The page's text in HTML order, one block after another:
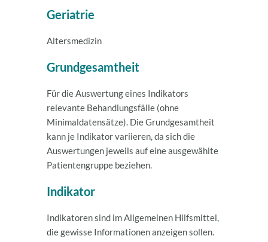
Geriatrie
Altersmedizin
Grundgesamtheit
Für die Auswertung eines Indikators
relevante Behandlungsfälle (ohne
Minimaldatensätze). Die Grundgesamtheit
kann je Indikator variieren, da sich die
Auswertungen jeweils auf eine ausgewählte
Patientengruppe beziehen.
Indikator
Indikatoren sind im Allgemeinen Hilfsmittel,
die gewisse Informationen anzeigen sollen.